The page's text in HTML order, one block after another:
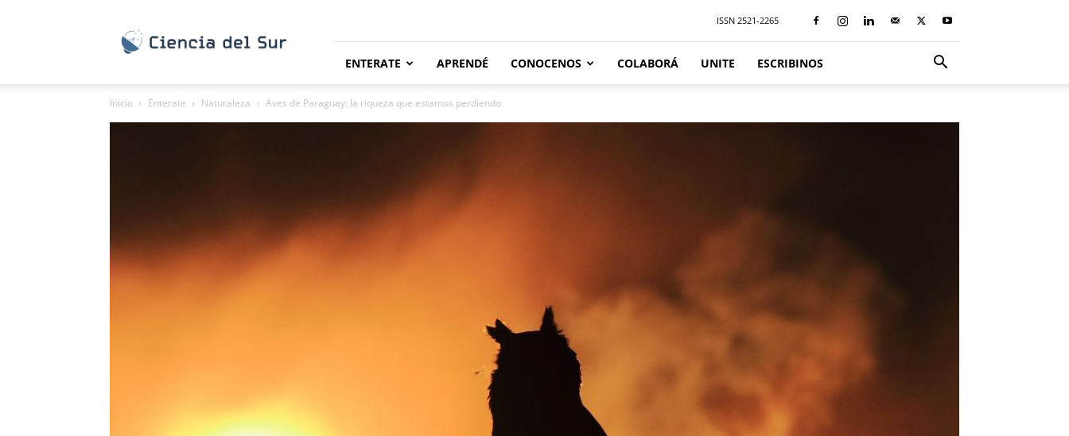
Sur
ISSN 2521-2265
ENTERATE APRENDÉ CONOCENOS COLABORÁ UNITE ESCRIBINOS
Inicio Enterate Naturaleza Aves de Paraguay: la riqueza que estamos perdiendo